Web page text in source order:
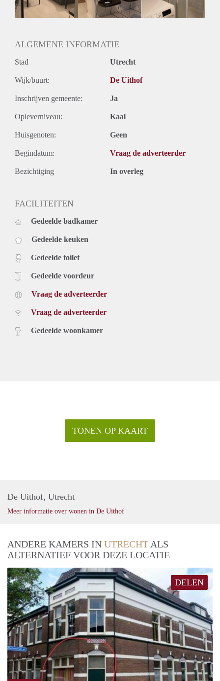
Geslacht huisgenoten: N.v.t.
ALGEMENE INFORMATIE
Stad Utrecht
Wijk/buurt: De Uithof
Inschrijven gemeente: Ja
Opleverniveau: Kaal
Huisgenoten: Geen
Begindatum: Vraag de adverteerder
Bezichtiging In overleg
FACILITEITEN
Gedeelde badkamer
Gedeelde keuken
Gedeelde toilet
Gedeelde voordeur
Vraag de adverteerder
Vraag de adverteerder
Gedeelde woonkamer
TONEN OP KAART
De Uithof, Utrecht
Meer informatie over wonen in De Uithof
ANDERE KAMERS IN UTRECHT ALS
ALTERNATIEF VOOR DEZE LOCATIE
DELEN